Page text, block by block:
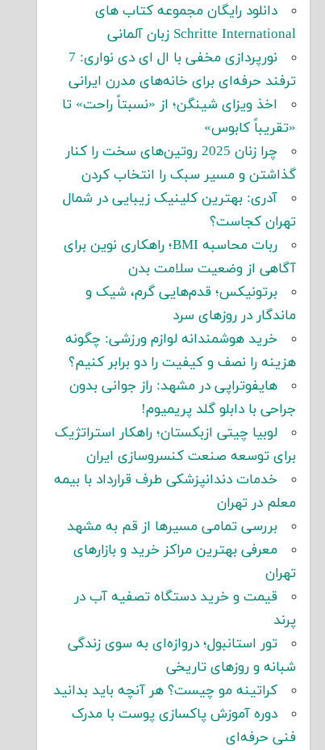
دانلود رایگان مجموعه کتاب های
Schritte International زبان آلمانی
نورپردازی مخفی با ال ای دی نواری: 7
ترفند حرفه‌ای برای خانه‌های مدرن ایرانی
اخذ ویزای شینگن؛ از «نسبتاً راحت» تا
«تقریباً کابوس»
چرا زنان 2025 روتین‌های سخت را کنار
گذاشتن و مسیر سبک را انتخاب کردن
آدری: بهترین کلینیک زیبایی در شمال
تهران کجاست؟
ربات محاسبه BMI؛ راهکاری نوین برای
آگاهی از وضعیت سلامت بدن
برتونیکس؛ قدم‌هایی گرم، شیک و
ماندگار در روزهای سرد
خرید هوشمندانه لوازم ورزشی: چگونه
هزینه را نصف و کیفیت را دو برابر کنیم؟
هایفوتراپی در مشهد: راز جوانی بدون
جراحی با دابلو گلد پریمیوم!
لوبیا چیتی ازبکستان؛ راهکار استراتژیک
برای توسعه صنعت کنسروسازی ایران
خدمات دندانپزشکی طرف قرارداد با بیمه
معلم در تهران
بررسی تمامی مسیرها از قم به مشهد
معرفی بهترین مراکز خرید و بازارهای
تهران
قیمت و خرید دستگاه تصفیه آب در
پرند
تور استانبول؛ دروازه‌ای به سوی زندگی
شبانه و روزهای تاریخی
کراتینه مو چیست؟ هر آنچه باید بدانید
دوره آموزش پاکسازی پوست با مدرک
فنی حرفه‌ای